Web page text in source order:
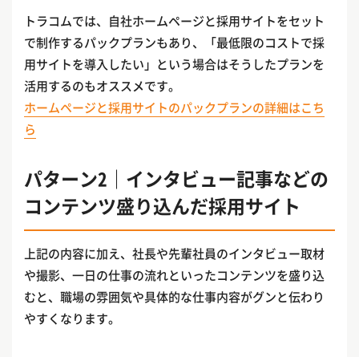
トラコムでは、自社ホームページと採用サイトをセット
で制作するパックプランもあり、「最低限のコストで採
用サイトを導入したい」という場合はそうしたプランを
活用するのもオススメです。
ホームページと採用サイトのパックプランの詳細はこち
ら
パターン2｜インタビュー記事などの
コンテンツ盛り込んだ採用サイト
上記の内容に加え、社長や先輩社員のインタビュー取材
や撮影、一日の仕事の流れといったコンテンツを盛り込
むと、職場の雰囲気や具体的な仕事内容がグンと伝わり
やすくなります。